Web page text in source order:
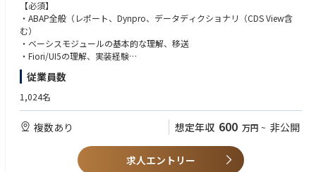
・プロジェクト管理
・ITILに基づいた変更管理及びリリース管理
・保守ベンダーへの保守対応依頼、管理
・システム障害対応、ログ監視、セキュリティ対策
＜記事＞
参考①：新たなコンセプトで先端ロジック半導体製造へ：ラピダスの小池
淳義社長に聞く
https://www.nippon.com/ja/in-depth/a09004/?cx_recs_click=true
参考①：【半導体2023】今さら聞けない『Rapidusは何をやっている？』
＆業界各社の動きを徹底解説【TSMC】【サムスン】
【必須】
・ABAP全般（レポート、Dynpro、データディクショナリ（CDS View含
む）
・ベーシスモジュールの基本的な理解、移送
・Fiori/UI5の理解、実装経験
・社内外関係者との調整・コミュニケーション能力
【歓迎】
・RiseなどSAPのクラウド基盤の基本理解
・プロジェクト管理（PMBOK/Agile）の基本理解
・ITILに基づいたサービス管理経験、ITIL関連の資格
・ServiceNow等のサービス管理ツールでの運用経験
従業員数
1,024名
複数あり 想定年収 600 万円 ~ 非公開
求人エントリー